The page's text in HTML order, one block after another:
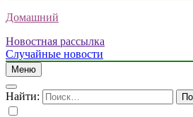
Домашний
Новостная рассылка
Случайные новости
Меню
Найти: